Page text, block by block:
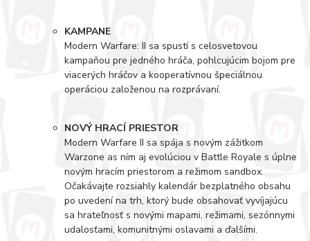
KAMPANE
Modern Warfare: II sa spustí s celosvetovou
kampaňou pre jedného hráča, pohlcujúcim bojom pre
viacerých hráčov a kooperatívnou špeciálnou
operáciou založenou na rozprávaní.
NOVÝ HRACÍ PRIESTOR
Modern Warfare II sa spája s novým zážitkom
Warzone as ním aj evolúciou v Battle Royale s úplne
novým hracím priestorom a režimom sandbox.
Očakávajte rozsiahly kalendár bezplatného obsahu
po uvedení na trh, ktorý bude obsahovať vyvíjajúcu
sa hrateľnosť s novými mapami, režimami, sezónnymi
udalosťami, komunitnými oslavami a ďalšími.